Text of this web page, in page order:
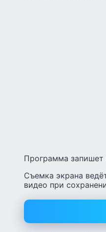
Программа запишет
Съемка экрана
видео при